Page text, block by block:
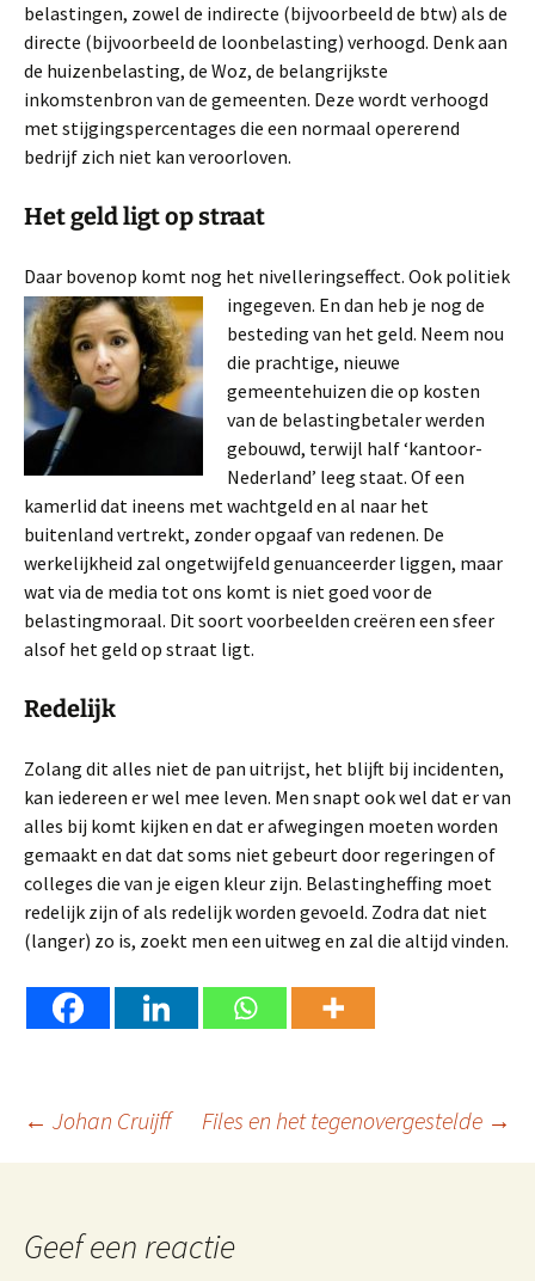
belastingen, zowel de indirecte (bijvoorbeeld de btw) als de
directe (bijvoorbeeld de loonbelasting) verhoogd. Denk aan
de huizenbelasting, de Woz, de belangrijkste
inkomstenbron van de gemeenten. Deze wordt verhoogd
met stijgingspercentages die een normaal opererend
bedrijf zich niet kan veroorloven.
Het geld ligt op straat
Daar bovenop komt nog het nivelleringseffect. Ook politiek
ingegeven. En dan heb je nog de
besteding van het geld. Neem nou
die prachtige, nieuwe
gemeentehuizen die op kosten
van de belastingbetaler werden
gebouwd, terwijl half ‘kantoor-
Nederland’ leeg staat. Of een
kamerlid dat ineens met wachtgeld en al naar het
buitenland vertrekt, zonder opgaaf van redenen. De
werkelijkheid zal ongetwijfeld genuanceerder liggen, maar
wat via de media tot ons komt is niet goed voor de
belastingmoraal. Dit soort voorbeelden creëren een sfeer
alsof het geld op straat ligt.
Redelijk
Zolang dit alles niet de pan uitrijst, het blijft bij incidenten,
kan iedereen er wel mee leven. Men snapt ook wel dat er van
alles bij komt kijken en dat er afwegingen moeten worden
gemaakt en dat dat soms niet gebeurt door regeringen of
colleges die van je eigen kleur zijn. Belastingheffing moet
redelijk zijn of als redelijk worden gevoeld. Zodra dat niet
(langer) zo is, zoekt men een uitweg en zal die altijd vinden.
Berichtnavigatie
← Johan Cruijff Files en het tegenovergestelde →
Geef een reactie